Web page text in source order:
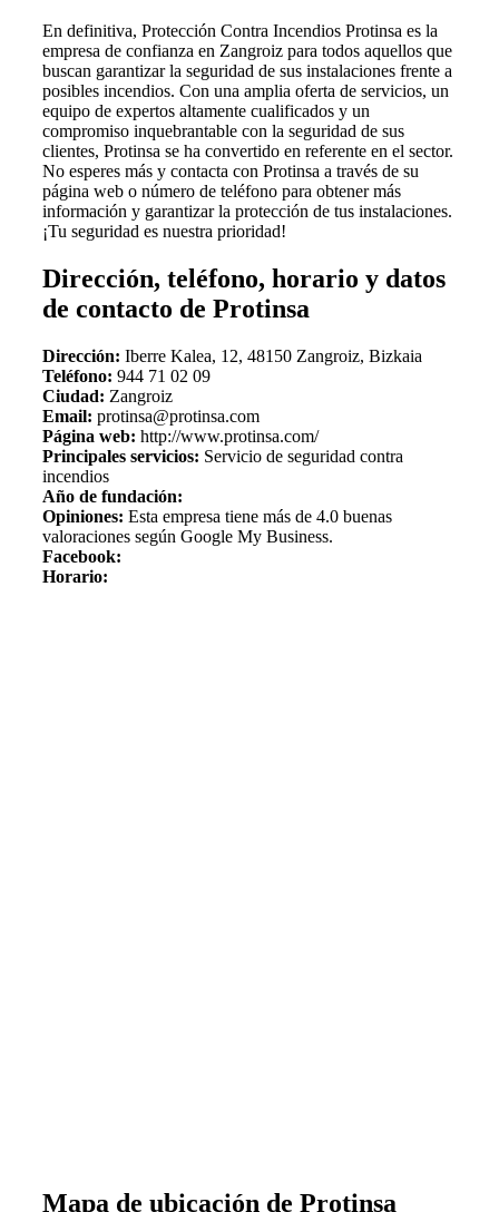
En definitiva, Protección Contra Incendios Protinsa es la
empresa de confianza en Zangroiz para todos aquellos que
buscan garantizar la seguridad de sus instalaciones frente a
posibles incendios. Con una amplia oferta de servicios, un
equipo de expertos altamente cualificados y un
compromiso inquebrantable con la seguridad de sus
clientes, Protinsa se ha convertido en referente en el sector.
No esperes más y contacta con Protinsa a través de su
página web o número de teléfono para obtener más
información y garantizar la protección de tus instalaciones.
¡Tu seguridad es nuestra prioridad!
Dirección, teléfono, horario y datos
de contacto de Protinsa
Dirección: Iberre Kalea, 12, 48150 Zangroiz, Bizkaia
Teléfono: 944 71 02 09
Ciudad: Zangroiz
Email: protinsa@protinsa.com
Página web: http://www.protinsa.com/
Principales servicios: Servicio de seguridad contra
incendios
Año de fundación:
Opiniones: Esta empresa tiene más de 4.0 buenas
valoraciones según Google My Business.
Facebook:
Horario:
Mapa de ubicación de Protinsa